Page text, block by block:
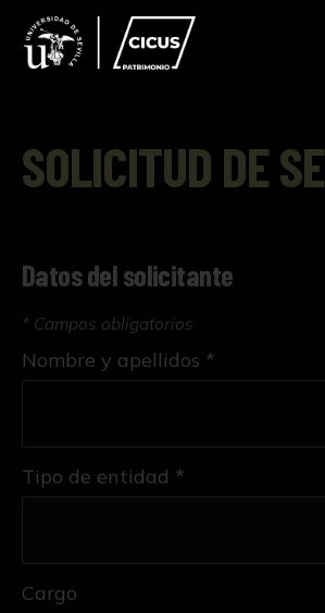
SOLICITUD DE
Datos del solicitante
* Campos obligatorios
Tipo de entidad *
Nombre y apellidos *
Cargo